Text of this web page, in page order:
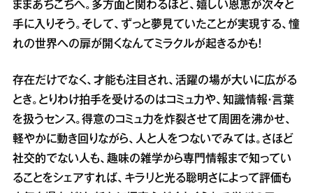
ままあちこちへ。多方面と関わるほど、嬉しい恩恵が次々と
手に入りそう。そして、ずっと夢見ていたことが実現する、憧
れの世界への扉が開くなんてミラクルが起きるかも！
存在だけでなく、才能も注目され、活躍の場が大いに広がる
とき。とりわけ拍手を受けるのはコミュ力や、知識情報・言葉
を扱うセンス。得意のコミュ力を炸裂させて周囲を沸かせ、
軽やかに動き回りながら、人と人をつないでみては。さほど
社交的でない人も、趣味の雑学から専門情報まで知ってい
ることをシェアすれば、キラリと光る聡明さによって評価も